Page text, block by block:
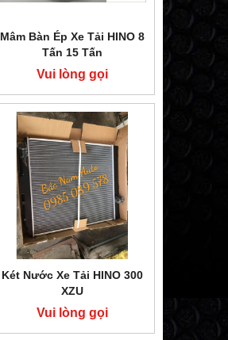
Mâm Bàn Ép Xe Tải HINO 8
Tấn 15 Tấn
Vui lòng gọi
Két Nước Xe Tải HINO 300
XZU
Vui lòng gọi